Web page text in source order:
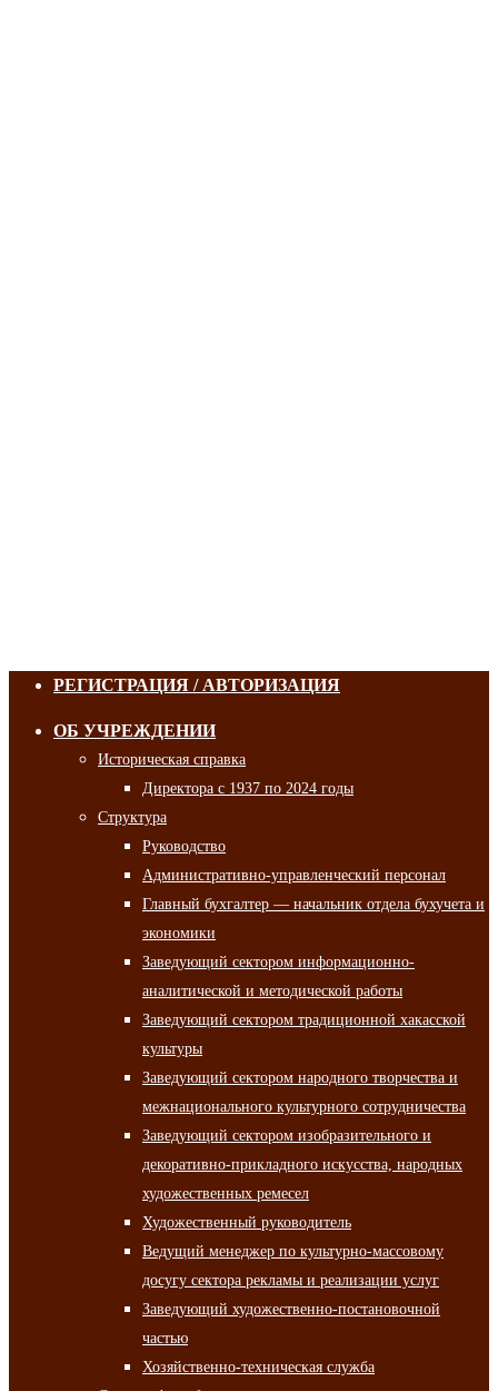
РЕГИСТРАЦИЯ / АВТОРИЗАЦИЯ
ОБ УЧРЕЖДЕНИИ
Историческая справка
Директора с 1937 по 2024 годы
Структура
Руководство
Административно-управленческий персонал
Главный бухгалтер — начальник отдела бухучета и
экономики
Заведующий сектором информационно-
аналитической и методической работы
Заведующий сектором традиционной хакасской
культуры
Заведующий сектором народного творчества и
межнационального культурного сотрудничества
Заведующий сектором изобразительного и
декоративно-прикладного искусства, народных
художественных ремесел
Художественный руководитель
Ведущий менеджер по культурно-массовому
досугу сектора рекламы и реализации услуг
Заведующий художественно-постановочной
частью
Хозяйственно-техническая служба